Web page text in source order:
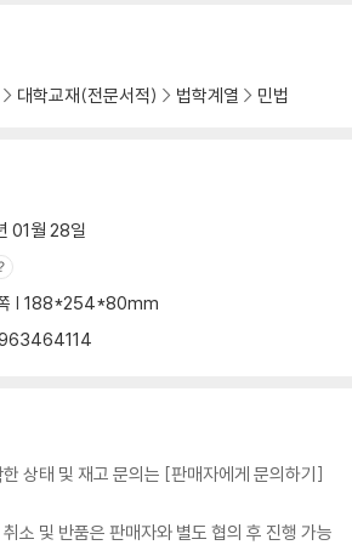
대학교재(전문서적) 법학계열 민법
01월 28일
| 188*254*80mm
상태 및 재고 문의는 [판매자에게 문의하기]
소 및 반품은 판매자와 별도 협의 후 진행 가능